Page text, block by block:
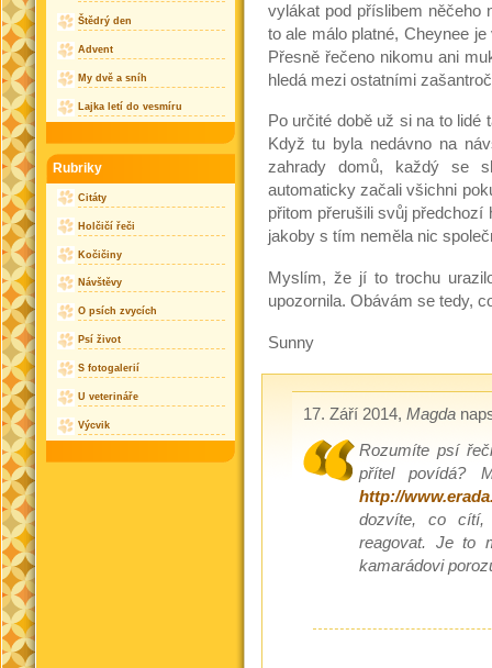
vylákat pod příslibem něčeho
to ale málo platné, Cheynee
Přesně řečeno nikomu ani
hledá mezi ostatními
Po určité době už si na to
Když tu byla nedávno na
zahrady domů, každý se
automaticky začali všichni
přitom přerušili svůj
jakoby s tím neměla nic
Myslím, že jí to trochu
upozornila. Obávám se tedy,
Sunny
17. Září 2014, Magda
Rozumíte psí
přítel povídá?
http://
dozvíte, co
reagovat. Je to
kamarádovi
Štědrý den
Advent
My dvě a sníh
Lajka letí do vesmíru
Rubriky
Citáty
Holčičí řeči
Kočičiny
Návštěvy
O psích zvycích
Psí život
S fotogalerií
U veterináře
Výcvik